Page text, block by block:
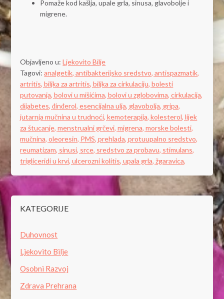
Pomaže kod kašlja, upale grla, sinusa, glavobolje i
migrene.
Objavljeno u:Ljekovito Bilje
Tagovi:analgetik,antibakterijsko sredstvo,antispazmatik,
artritis,biljka za artritis,biljka za cirkulaciju,bolesti
putovanja,bolovi u mišićima,bolovi u zglobovima,cirkulacija,
dijabetes,đinđerol,esencijalna ulja, glavobolja, gripa,
jutarnja mučnina u trudnoći,kemoterapija,kolesterol,lijek
za štucanje,menstrualni grčevi,migrena,morske bolesti,
mučnina,oleoresin, PMS,prehlada,protuupalno sredstvo,
reumatizam, sinusi, srce, sredstvo za probavu, stimulans,
trigliceridi u krvi,ulcerozni kolitis,upala grla,žgaravica,
KATEGORIJE
Duhovnost
Ljekovito Bilje
Osobni Razvoj
Zdrava Prehrana